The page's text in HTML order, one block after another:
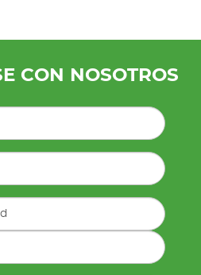
CON NOSOTROS